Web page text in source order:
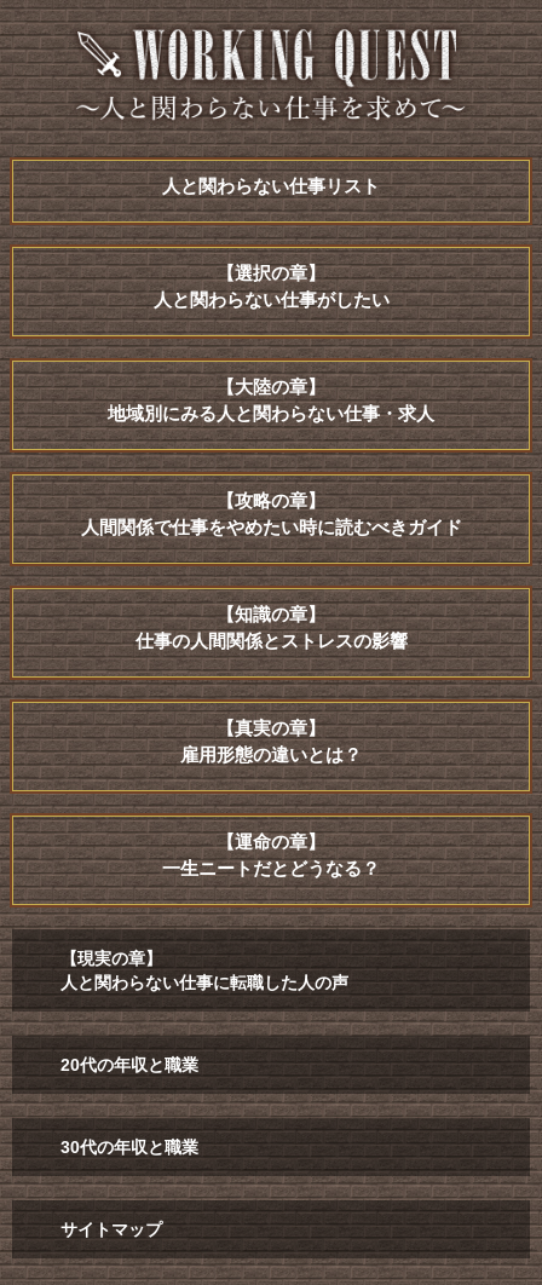
人と関わらない仕事リスト
【選択の章】
人と関わらない仕事がしたい
【大陸の章】
地域別にみる人と関わらない仕事・求人
【攻略の章】
人間関係で仕事をやめたい時に読むべきガイド
【知識の章】
仕事の人間関係とストレスの影響
【真実の章】
雇用形態の違いとは？
【運命の章】
一生ニートだとどうなる？
【現実の章】
人と関わらない仕事に転職した人の声
20代の年収と職業
30代の年収と職業
サイトマップ